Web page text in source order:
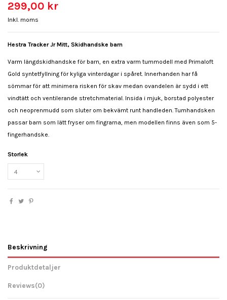
299,00 kr
Inkl. moms
Hestra Tracker Jr Mitt, Skidhandske barn
Varm längdskidhandske för barn, en extra varm tummodell med Primaloft
Gold syntetfyllning för kyliga vinterdagar i spåret. Innerhanden har få
sömmar för att minimera risken för skav medan ovandelen är sydd i ett
vindtätt och ventilerande stretchmaterial. Insida i mjuk, borstad polyester
och neoprenmudd som sluter om bekvämt runt handleden. Tumhandsken
passar barn som lätt fryser om fingrarna, men modellen finns även som 5-
fingerhandske.
Storlek
Beskrivning
Produktdetaljer
Reviews(0)